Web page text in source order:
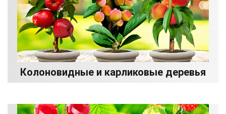
Колоновидные и карликовые деревья